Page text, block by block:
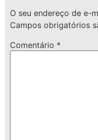
O seu endereço de e-
Campos obrigatórios
Comentário *